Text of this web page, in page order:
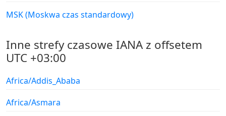
MSK (Moskwa czas standardowy)
Inne strefy czasowe IANA z offsetem
UTC +03:00
Africa/Addis_Ababa
Africa/Asmara